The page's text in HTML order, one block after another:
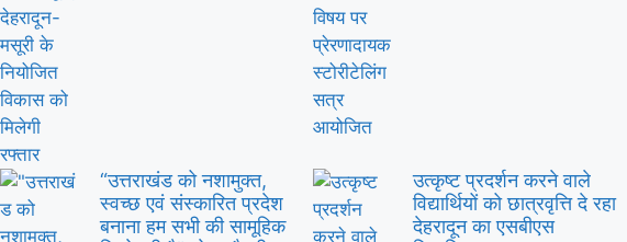
“उत्तराखंड को नशामुक्त,
स्वच्छ एवं संस्कारित प्रदेश
बनाना हम सभी की सामूहिक
उत्कृष्ट प्रदर्शन करने वाले
विद्यार्थियों को छात्रवृत्ति दे रहा
देहरादून का एसबीएस